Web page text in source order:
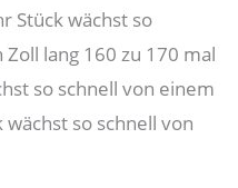
Stück wächst so
lang 160 zu 170 mal
so schnell von einem
so schnell von